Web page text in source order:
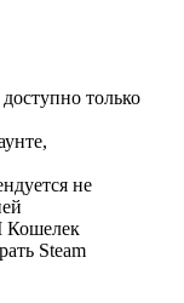
только
не
Кошелек
Steam